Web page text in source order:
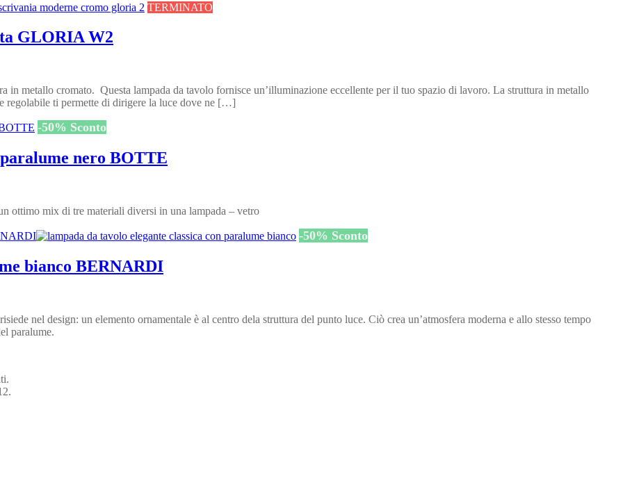
TERMINATO
GLORIA W2
in metallo cromato. Questa lampada da tavolo fornisce un’illuminazione eccellente per il tuo spazio di lavoro. La struttura in metallo
regolabile ti permette di dirigere la luce dove ne […]
-50% Sconto
nero BOTTE
ottimo mix di tre materiali diversi in una lampada – vetro
-50% Sconto
bianco BERNARDI
nel design: un elemento ornamentale è al centro dela struttura del punto luce. Ciò crea un’atmosfera moderna e allo stesso tempo
paralume.